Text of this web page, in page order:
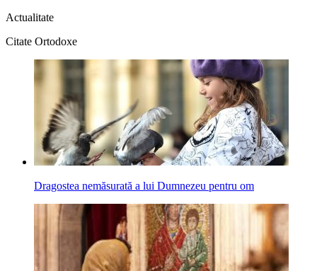
Actualitate
Citate Ortodoxe
Dragostea nemăsurată a lui Dumnezeu pentru om